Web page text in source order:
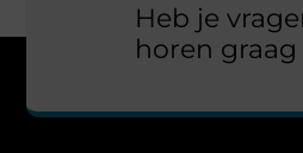
Heb je
horen